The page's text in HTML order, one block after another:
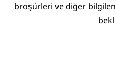
broşürleri ve diğer